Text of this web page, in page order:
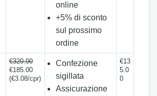
online
+5% di sconto
sul prossimo
ordine
€320.00
€185.00
(€3.08/cpr)
Confezione
sigillata
Assicurazione
€13
5.0
0